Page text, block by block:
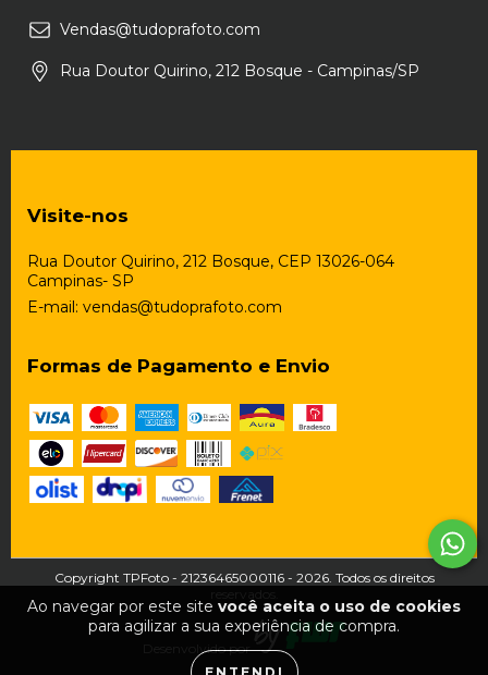
Ao navegar por este site você aceita o uso de cookies
para agilizar a sua experiência de compra.
Vendas@tudoprafoto.com
Rua Doutor Quirino, 212 Bosque - Campinas/SP
Visite-nos
Rua Doutor Quirino, 212 Bosque, CEP 13026-064
Campinas- SP
E-mail: vendas@tudoprafoto.com
Formas de Pagamento e Envio
Copyright TPFoto - 21236465000116 - 2026. Todos os direitos
Desenvolvido por